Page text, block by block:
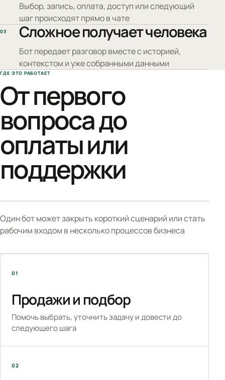
Выбор, запись, оплата, доступ или следующий
шаг происходят прямо в чате
03 Сложное получает человека
Бот передает разговор вместе с историей,
контекстом и уже собранными данными
ГДЕ ЭТО РАБОТАЕТ
От первого
вопроса до
оплаты или
поддержки
Один бот может закрыть короткий сценарий или стать
рабочим входом в несколько процессов бизнеса
01
Продажи и подбор
Помочь выбрать, уточнить задачу и довести до
следующего шага
02